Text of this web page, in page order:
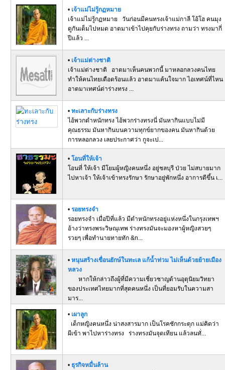
• เจ้าแม่ไม่รู้กฏหมาย
เจ้าแม่ไม่รู้กฏหมาย วันก่อนมีคนทรงเจ้าแม่กาลี โอ้โฮ คนมุง
ดูกันเต็มไปหมด อาตมาเข้าไปคุยกับร่างทรง ถามว่า ทรงมากี่
ปีแล้ว ...
• เจ้าแม่ต่างชาติ
เจ้าแม่ต่างชาติ อาตมาเห็นคนพวกนี้ มาหลอกลวงคนไทย
ทำให้คนไทยเดือดร้อนแล้ว อาตมาแค้นใจมาก ไอเทศน์ที่ไหน
อาตมาเทศน์ด่าร่างทรง ...
• ทะเลาะกับร่างทรง
ไอ้พวกตำหนักทรง ไอ้พวกร่างทรงนี่ มันหากินแบบไม่มี
คุณธรรม มันหากินบนความทุกข์ยากของคน มันหากินด้วย
การหลอกลวง เลยประกาศว่า กูจะเป...
• โอนที่ให้เจ้า
โอนที่ ให้เจ้า มีโยมผู้หญิงคนหนึ่ง อยู่ชลบุรี ป่วย ไม่สบายมาก
ไปหาเจ้า ให้เจ้าเข้าทรงรักษา รักษาอยู่พักหนึ่ง อาการดีขึ้น เ...
• รอยทรงจำ
รอยทรงจำ เมื่อปีที่แล้ว มีตำหนักทรงอยู่แห่งหนึ่งในกรุงเทพฯ
อ้างว่าทรงพระวิษณุเทพ ร่างทรงมันจะมองหาผู้หญิงสวยๆ
รวยๆ เพื่อทำนายทายทัก &n...
• หนุนสร้างเขื่อนยักษ์ในทะเล แก้น้ำท่วม ไม่เห็นด้วยย้ายเมือง
หลวง
หากให้กล่าวถึงผู้ที่มีความเชี่ยวชาญด้านอุตุนิยมวิทยา
ของประเทศไทยมากที่สุดคนหนึ่ง เป็นที่ยอมรับในความสา
มาร...
• เผาลูก
เด็กหญิงคนหนึ่ง น่าสงสารมาก เป็นโรคชักกระตุก แม่คิดว่า
ผีเข้า พาไปหาร่างทรง ร่างทรงมันจุดเทียน แล้วลนทั่...
• ธุรกิจหมื่นล้าน